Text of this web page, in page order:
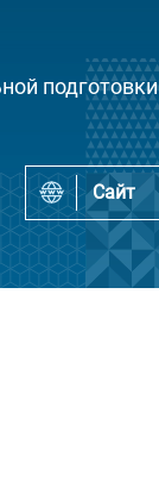
подготовки
Сайт